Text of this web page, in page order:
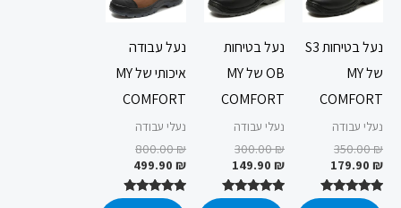
נעל בטיחות S3
של MY
COMFORT
נעלי עבודה
350.00₪
179.90 ₪
דורג
נעל בטיחות
OB של MY
COMFORT
נעלי עבודה
300.00₪
149.90₪
דורג
נעל עבודה
איכותי של MY
COMFORT
נעלי עבודה
800.00₪
499.90₪
דורג